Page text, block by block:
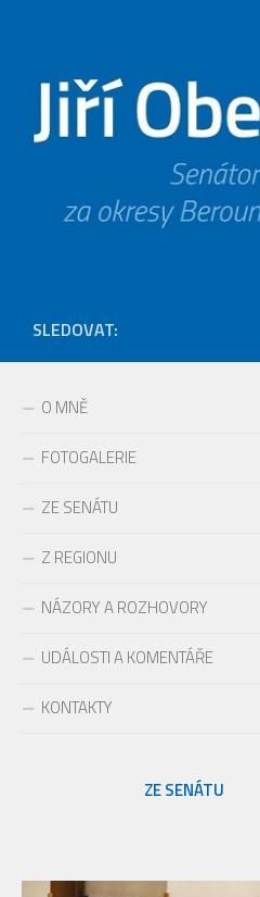
SLEDOVAT:
O MNĚ
FOTOGALERIE
ZE SENÁTU
Z REGIONU
NÁZORY A ROZHOVORY
UDÁLOSTI A KOMENTÁŘE
KONTAKTY
ZE SENÁTU